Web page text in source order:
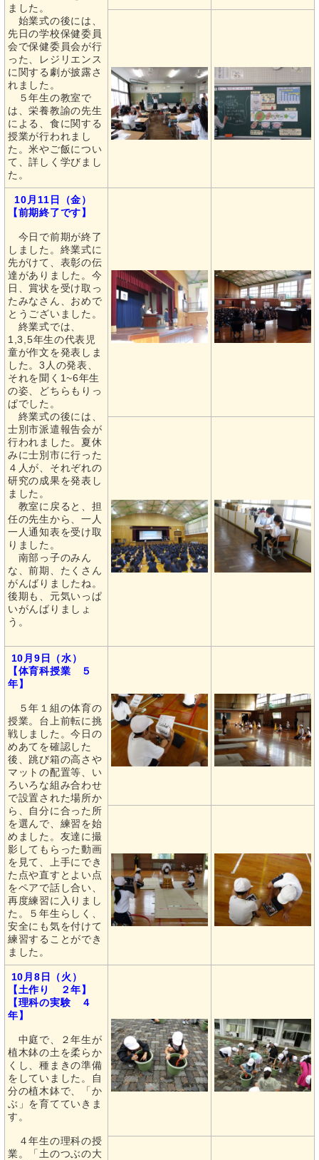
ました。
始業式の後には、
先日の学校保健委員
会で保健委員会が行
った、レジリエンス
に関する劇が披露さ
れました。
５年生の教室で
は、栄養教諭の先生
による、食に関する
授業が行われまし
た。米やご飯につい
て、詳しく学びまし
た。
10月11日（金）
【前期終了です】
今日で前期が終了
しました。終業式に
先がけて、表彰の伝
達がありました。今
日、賞状を受け取っ
たみなさん、おめで
とうございました。
終業式では、
1,3,5年生の代表児
童が作文を発表しま
した。3人の発表、
それを聞く1~6年生
の姿、どちらもりっ
ぱでした。
終業式の後には、
士別市派遣報告会が
行われました。夏休
みに士別市に行った
４人が、それぞれの
研究の成果を発表し
ました。
教室に戻ると、担
任の先生から、一人
一人通知表を受け取
りました。
南部っ子のみん
な、前期、たくさん
がんばりましたね。
後期も、元気いっぱ
いがんばりましょ
う。
10月9日（水）
【体育科授業 ５
年】
５年１組の体育の
授業。台上前転に挑
戦しました。今日の
めあてを確認した
後、跳び箱の高さや
マットの配置等、い
ろいろな組み合わせ
で設置された場所か
ら、自分に合った所
を選んで、練習を始
めました。友達に撮
影してもらった動画
を見て、上手にでき
た点や直すとよい点
をペアで話し合い、
再度練習に入りまし
た。５年生らしく、
安全にも気を付けて
練習することができ
ました。
10月8日（火）
【土作り ２年】
【理科の実験 ４
年】
中庭で、２年生が
植木鉢の土を柔らか
くし、種まきの準備
をしていました。自
分の植木鉢で、「か
ぶ」を育てていきま
す。
４年生の理科の授
業。「土のつぶの大